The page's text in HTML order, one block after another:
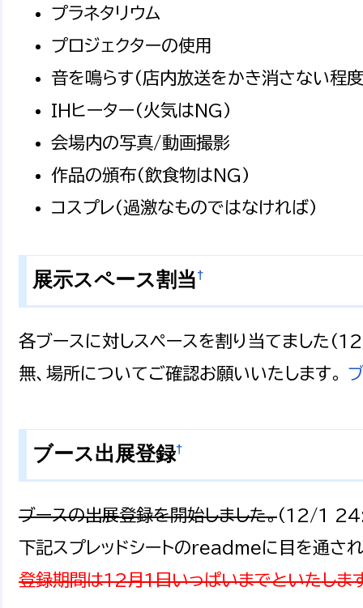
プラネタリウム
プロジェクターの使用
音を鳴らす(店内放送をかき消さない程
IHヒーター(火気はNG)
会場内の写真/動画撮影
作品の頒布(飲食物はNG)
コスプレ(過激なものではなければ)
展示スペース割当†
各ブースに対しスペースを割り当てました
無、場所についてご確認お願いいたします。
ブース出展登録†
ブースの出展登録を開始しました。(12/1
下記スプレッドシートのreadmeに目を通さ
登録期間は12月1日いっぱいまでといたします